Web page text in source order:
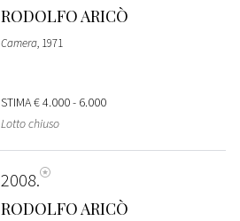
RODOLFO ARICÒ
Camera, 1971
STIMA€ 4.000 - 6.000
Lotto chiuso
2008
RODOLFO ARICÒ